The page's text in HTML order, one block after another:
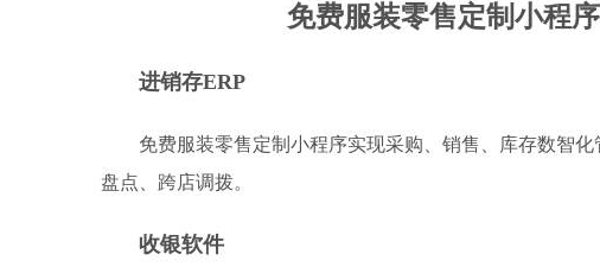
免费服装零售定制小程
进销存ERP
免费服装零售定制小程序实现采购、销售、库存数智
盘点、跨店调拨。
收银软件